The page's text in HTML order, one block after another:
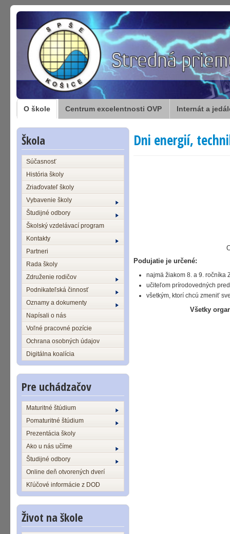
O škole Centrum excelentnosti OVP Internát a
Škola
Súčasnosť
História školy
Zriaďovateľ školy
Vybavenie školy
Študijné odbory
Školský vzdelávací program
Kontakty
Partneri
Rada školy
Združenie rodičov
Podnikateľská činnosť
Oznamy a dokumenty
Napísali o nás
Voľné pracovné pozície
Ochrana osobných údajov
Digitálna koalícia
Pre uchádzačov
Maturitné štúdium
Pomaturitné štúdium
Prezentácia školy
Ako u nás učíme
Študijné odbory
Online deň otvorených dverí
Kľúčové informácie z DOD
Život na škole
Dni energií,
Podujatie je určené:
najmä žiakom 8. a 9. ročníka
učiteľom prírodovedných
všetkým, ktorí chcú zmeniť
Všetky